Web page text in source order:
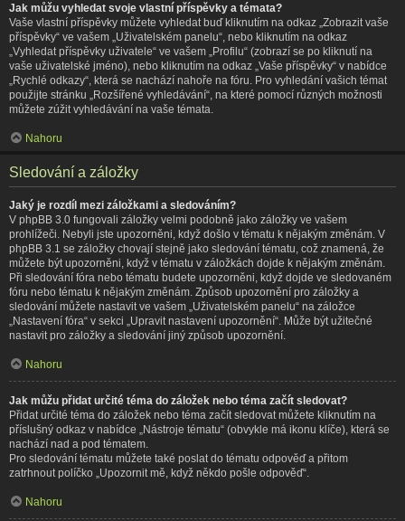
Jak můžu vyhledat svoje vlastní příspěvky a témata?
Vaše vlastní příspěvky můžete vyhledat buď kliknutím na odkaz „Zobrazit vaše
příspěvky“ ve vašem „Uživatelském panelu“, nebo kliknutím na odkaz
„Vyhledat příspěvky uživatele“ ve vašem „Profilu“ (zobrazí se po kliknutí na
vaše uživatelské jméno), nebo kliknutím na odkaz „Vaše příspěvky“ v nabídce
„Rychlé odkazy“, která se nachází nahoře na fóru. Pro vyhledání vašich témat
použijte stránku „Rozšířené vyhledávání“, na které pomocí různých možnosti
můžete zúžit vyhledávání na vaše témata.
Nahoru
Sledování a záložky
Jaký je rozdíl mezi záložkami a sledováním?
V phpBB 3.0 fungovali záložky velmi podobně jako záložky ve vašem
prohlížeči. Nebyli jste upozorněni, když došlo v tématu k nějakým změnám. V
phpBB 3.1 se záložky chovají stejně jako sledování tématu, což znamená, že
můžete být upozorněni, když v tématu v záložkách dojde k nějakým změnám.
Při sledování fóra nebo tématu budete upozorněni, když dojde ve sledovaném
fóru nebo tématu k nějakým změnám. Způsob upozornění pro záložky a
sledování můžete nastavit ve vašem „Uživatelském panelu“ na záložce
„Nastavení fóra“ v sekci „Upravit nastavení upozornění“. Může být užitečné
nastavit pro záložky a sledování jiný způsob upozornění.
Nahoru
Jak můžu přidat určité téma do záložek nebo téma začít sledovat?
Přidat určité téma do záložek nebo téma začít sledovat můžete kliknutím na
příslušný odkaz v nabídce „Nástroje tématu“ (obvykle má ikonu klíče), která se
nachází nad a pod tématem.
Pro sledování tématu můžete také poslat do tématu odpověď a přitom
zatrhnout políčko „Upozornit mě, když někdo pošle odpověď“.
Nahoru